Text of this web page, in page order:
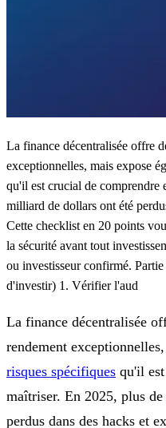
La finance décentralisée offre
exceptionnelles, mais expose
qu'il est crucial de comprendre
milliard de dollars ont été
Cette checklist en 20 points
la sécurité avant tout
ou investisseur confirmé.
d'investir) 1. Vérifier l'aud
La finance décentralisée
rendement
risques spécifiques qu'il
maîtriser. En 2025, plus
perdus dans des hacks et